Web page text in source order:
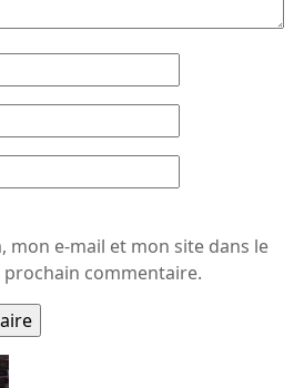
mon e-mail et mon site dans le
commentaire.